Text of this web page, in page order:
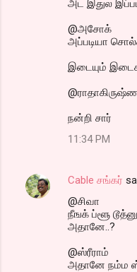
அட இதுல
@அசோக்
அப்படியா
இடையும்
நன்றி சார்
11:34 PM
Cable சங்கர்
@சிவா
நீஙக் ப்ளூ
அதானே..?
@ஸ்ரீராம்
அதானே நம்ம